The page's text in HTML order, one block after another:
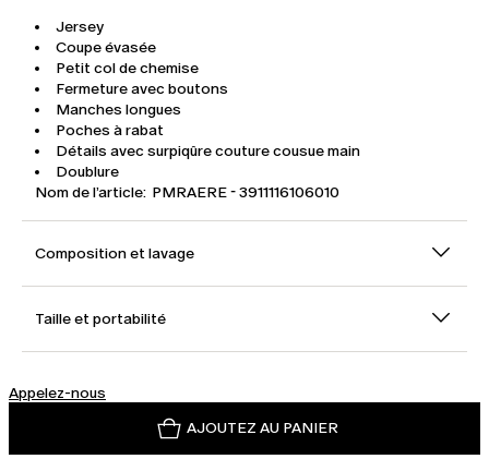
Jersey
Coupe évasée
Petit col de chemise
Fermeture avec boutons
Manches longues
Poches à rabat
Détails avec surpiqûre couture cousue main
Doublure
Nom de l’article: PMRAERE - 3911116106010
Composition et lavage
Taille et portabilité
Appelez-nous
AJOUTEZ AU PANIER